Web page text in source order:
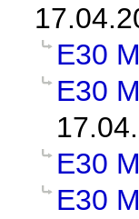
E30
E30
E30
E30